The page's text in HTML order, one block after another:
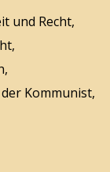
und Recht,
Kommunist,